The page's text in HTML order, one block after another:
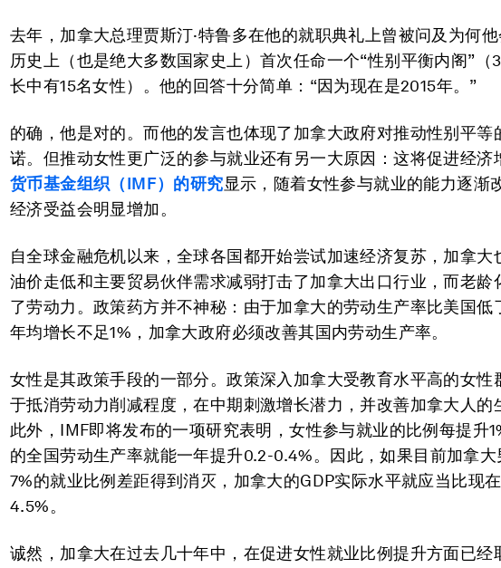
去年，加拿大总理贾斯汀·特鲁多在他的就职典礼上曾被问及为何
历史上（也是绝大多数国家史上）首次任命一个“性别平衡内阁”（
长中有15名女性）。他的回答十分简单：“因为现在是2015年。”
的确，他是对的。而他的发言也体现了加拿大政府对推动性别平等
诺。但推动女性更广泛的参与就业还有另一大原因：这将促进经济
货币基金组织（IMF）的研究显示，随着女性参与就业的能力逐渐
经济受益会明显增加。
自全球金融危机以来，全球各国都开始尝试加速经济复苏，加拿大
油价走低和主要贸易伙伴需求减弱打击了加拿大出口行业，而老龄
了劳动力。政策药方并不神秘：由于加拿大的劳动生产率比美国低
年均增长不足1%，加拿大政府必须改善其国内劳动生产率。
女性是其政策手段的一部分。政策深入加拿大受教育水平高的女性
于抵消劳动力削减程度，在中期刺激增长潜力，并改善加拿大人的
此外，IMF即将发布的一项研究表明，女性参与就业的比例每提升
的全国劳动生产率就能一年提升0.2-0.4%。因此，如果目前加拿大
7%的就业比例差距得到消灭，加拿大的GDP实际水平就应当比现
4.5%。
诚然，加拿大在过去几十年中，在促进女性就业比例提升方面已经